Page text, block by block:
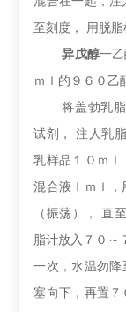
至刻度， 用脱脂
异戊醇一
ｍｌ的９６０乙
将盖勃乳
试剂，
注人乳
乳样品１０ｍｌ
混合液ｌｍｌ
，
（振荡），
直
脂计放入７０～
一次，水温勿降
塞向下，再置７